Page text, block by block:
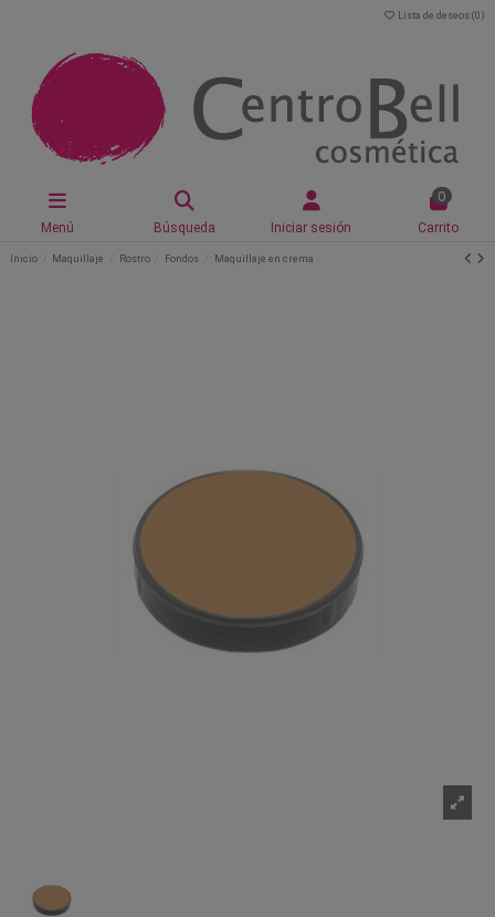
Lista de deseos (0 )
Menú Búsqueda Iniciar sesión
0
Carrito
Inicio Maquillaje Rostro Fondos Maquillaje en crema